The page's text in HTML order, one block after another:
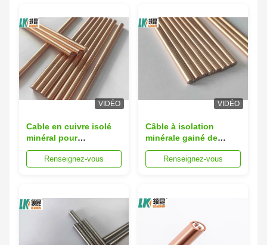
VIDÉO
Cable en cuivre isolé
minéral pour
connexions
électriques à haute
Renseignez-vous
VIDÉO
Câble à isolation
minérale gainé de
cuivre LEADKIN 6mm
pour thermocouples
Renseignez-vous